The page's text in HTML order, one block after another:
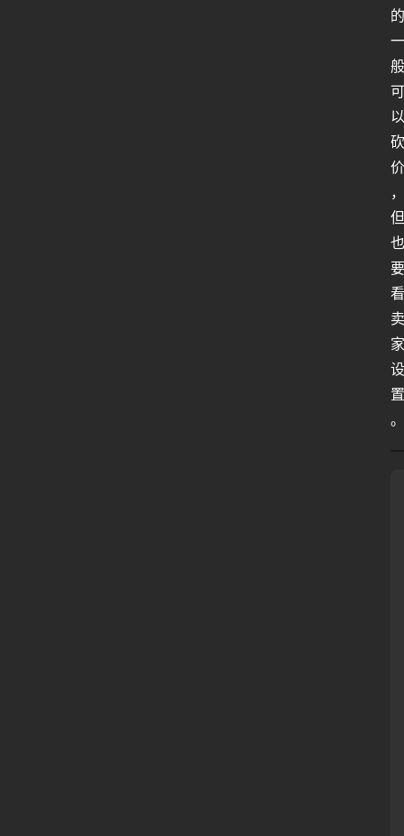
的
一
般
可
以
砍
价
，
但
也
要
看
卖
家
设
置
。